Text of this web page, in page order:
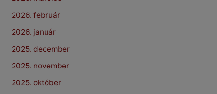
2026. február
2026. január
2025. december
2025. november
2025. október